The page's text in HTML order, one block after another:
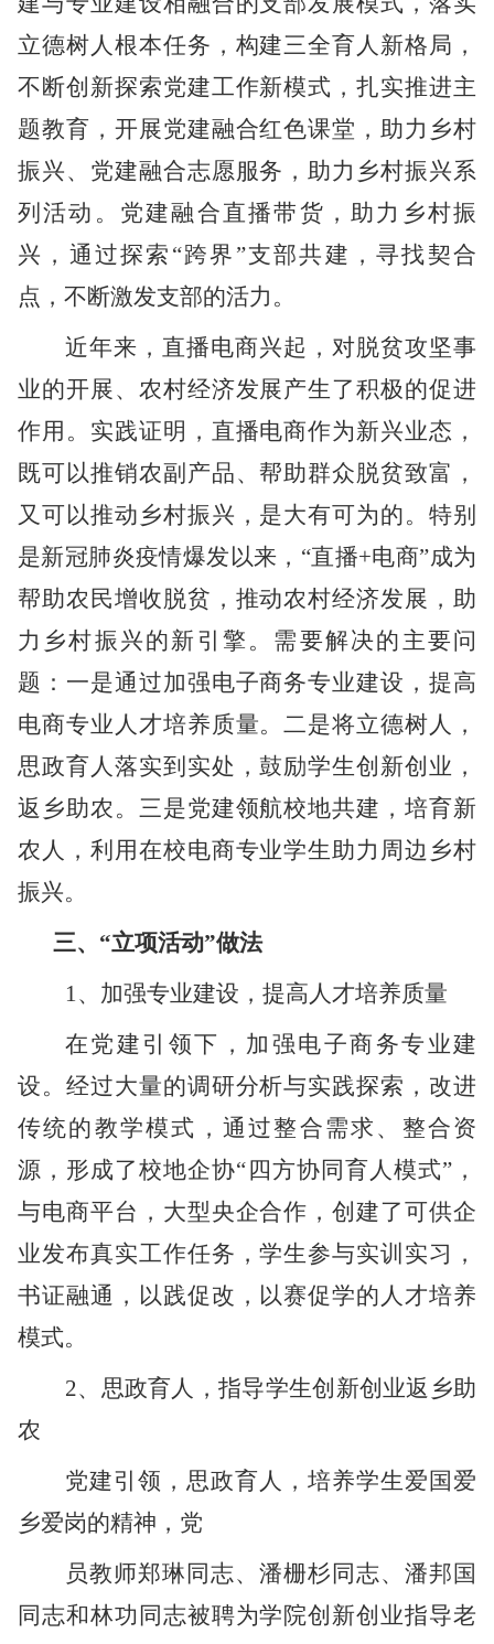
立德树人根本任务，构建三全育人新格局，
不断创新探索党建工作新模式，扎实推进主
题教育，开展党建融合红色课堂，助力乡村
振兴、党建融合志愿服务，助力乡村振兴系
列活动。党建融合直播带货，助力乡村振
兴，通过探索“跨界”支部共建，寻找契合
点，不断激发支部的活力。
近年来，直播电商兴起，对脱贫攻坚事
业的开展、农村经济发展产生了积极的促进
作用。实践证明，直播电商作为新兴业态，
既可以推销农副产品、帮助群众脱贫致富，
又可以推动乡村振兴，是大有可为的。特别
是新冠肺炎疫情爆发以来， “直播+电商”成为
帮助农民增收脱贫，推动农村经济发展，助
力乡村振兴的新引擎。需要解决的主要问
题：一是通过加强电子商务专业建设，提高
电商专业人才培养质量。二是将立德树人，
思政育人落实到实处，鼓励学生创新创业，
返乡助农。三是党建领航校地共建，培育新
农人，利用在校电商专业学生助力周边乡村
振兴。
三、 “立项活动”做法
1、加强专业建设，提高人才培养质量
在党建引领下，加强电子商务专业建
设。经过大量的调研分析与实践探索，改进
传统的教学模式，通过整合需求、整合资
源，形成了校地企协“四方协同育人模式”，
与电商平台，大型央企合作，创建了可供企
业发布真实工作任务，学生参与实训实习，
书证融通，以践促改，以赛促学的人才培养
模式。
2、思政育人，指导学生创新创业返乡助
农
党建引领，思政育人，培养学生爱国爱
乡爱岗的精神，党
员教师郑琳同志、潘栅杉同志、潘邦国
同志和林功同志被聘为学院创新创业指导老